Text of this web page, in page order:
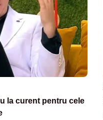
la curent pentru cele